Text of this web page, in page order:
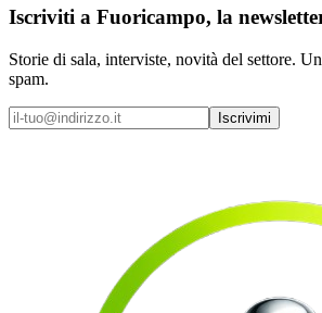
Iscriviti a Fuoricampo, la
Storie di sala, interviste, novità del settore.
spam.
Iscrivimi